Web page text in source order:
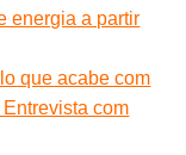
energia a partir
que acabe com
com